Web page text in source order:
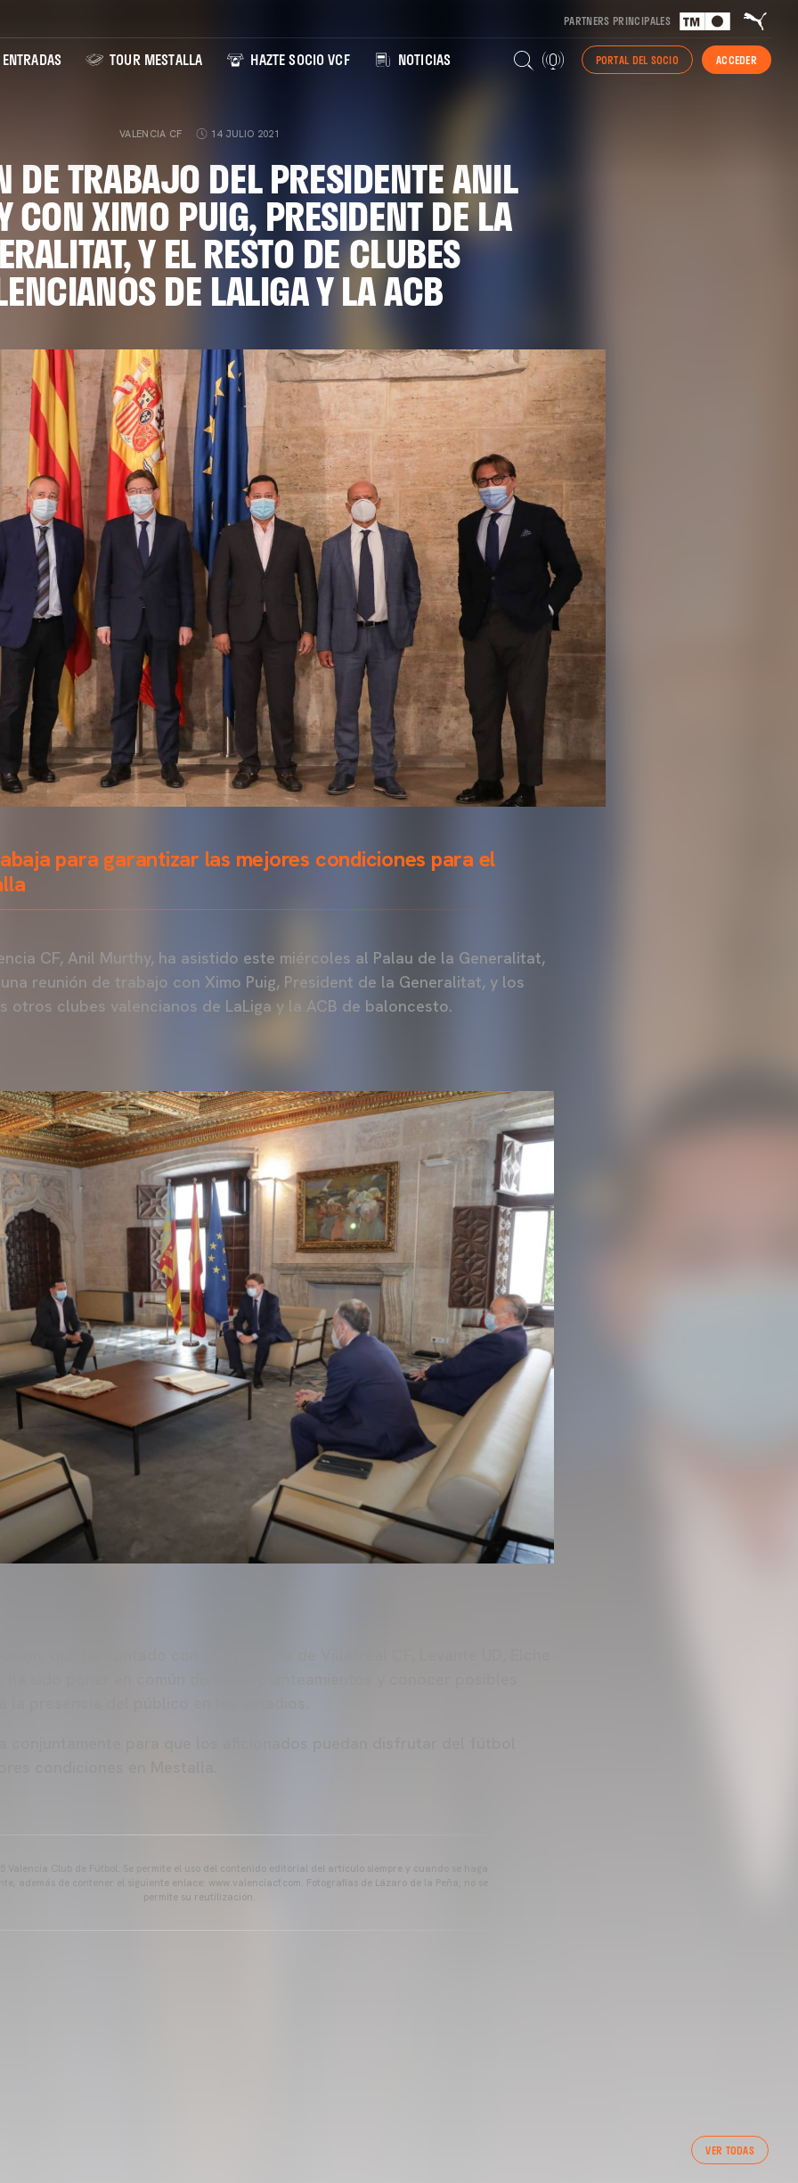
PARTNERS PRINCIPALES
ENTRADAS TOUR MESTALLA HAZTE SOCIO VCF NOTICIAS PORTAL DEL SOCIO ACCEDER
VALENCIA CF 14 JULIO 2021
DE TRABAJO DEL PRESIDENTE ANIL
CON XIMO PUIG, PRESIDENT DE LA
Y EL RESTO DE CLUBES
DE LALIGA Y LA ACB
para garantizar las mejores condiciones para el
CF, Anil Murthy, ha asistido este miércoles al Palau de la Generalitat,
reunión de trabajo con Ximo Puig, President de la Generalitat, y los
otros clubes valencianos de LaLiga y la ACB de baloncesto.
Valencia Club de Fútbol. Se permite el uso del contenido editorial del artículo siempre y cuando se haga
además de contener el siguiente enlace: www.valenciacf.com. Fotografías de Lázaro de la Peña, no se
permite su reutilización.
VER TODAS